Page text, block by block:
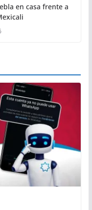
en casa frente a